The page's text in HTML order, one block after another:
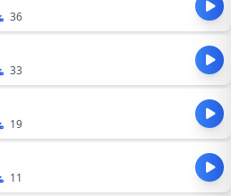
36
33
19
11